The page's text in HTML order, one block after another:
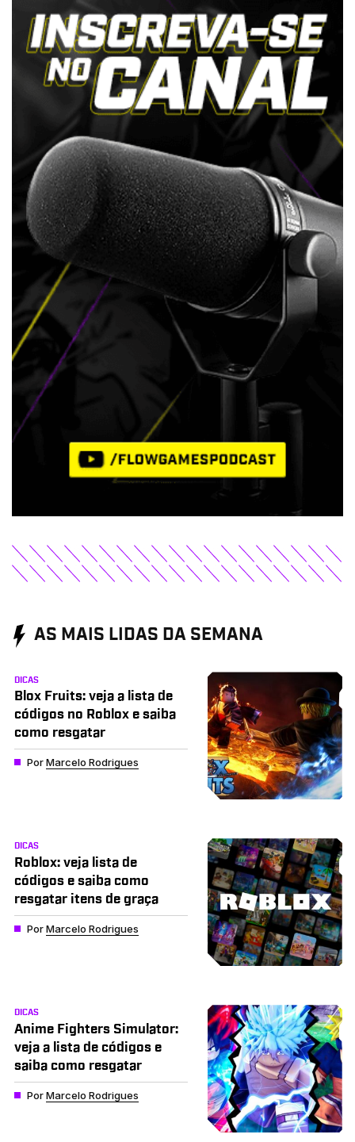
AS MAIS LIDAS DA SEMANA
DICAS
Blox Fruits: veja a lista de
códigos no Roblox e saiba
como resgatar
PorMarcelo Rodrigues
DICAS
Roblox: veja lista de
códigos e saiba como
resgatar itens de graça
PorMarcelo Rodrigues
DICAS
Anime Fighters Simulator:
veja a lista de códigos e
saiba como resgatar
PorMarcelo Rodrigues